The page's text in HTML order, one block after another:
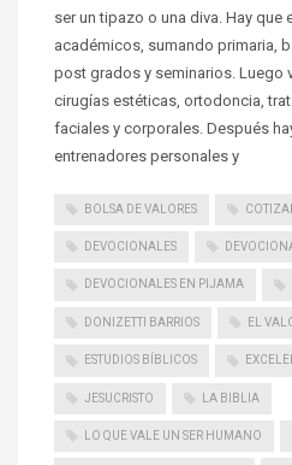
ser un tipazo o una diva. Hay
académicos, sumando primaria,
post grados y seminarios. Luego
cirugías estéticas, ortodoncia,
faciales y corporales. Después
entrenadores personales y
BOLSA DE VALORES
DEVOCIONALES
DEVOCIONALES EN PIJAMA
DONIZETTI BARRIOS EL
ESTUDIOS BÍBLICOS
JESUCRISTO LA BIBLIA
LO QUE VALE UN SER HUMANO